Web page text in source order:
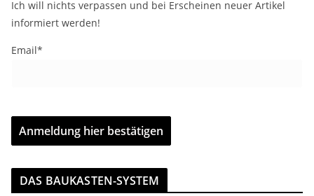
Ich will nichts verpassen und bei Erscheinen neuer Artikel
informiert werden!
Email*
DAS BAUKASTEN-SYSTEM